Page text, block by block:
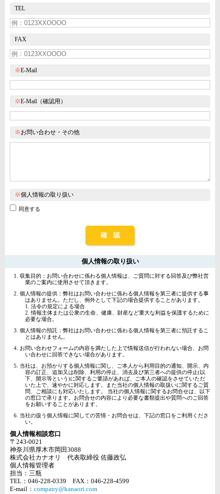
TEL
FAX
※E-Mail
※E-Mail（確認用）
※お問い合わせ・その他
※個人情報の取り扱い
同意する
確 認
個人情報の取り扱い
収集目的：お問い合わせに係わる個人情報は、ご質問に対する回答及び弊社営
業のご案内に使用させて頂きます。
個人情報の提供：弊社はお問い合わせに係わる個人情報を第三者に提供する事
はありません。ただし、例外として下記の場合提供することがあります。
1. 法令の規定による場合
2. 情報主体または公衆の生命、健康、財産など重大な利益を保護するために
必要な場合。
個人情報の預託：弊社はお問い合わせに係わる個人情報を第三者に預託するこ
とはありません。
お問い合わせフォームの内容を満たした上で情報送信が行われない場合、お問
い合わせに回答できない場合があります。
当社は、お預かりする個人情報に関し、ご本人から利用目的の通知、開示、内
容の訂正、追加又は削除、利用の停止、消去及び第三者への提供の停止(以
下、開示等という)に関するご要請があれば、ご本人の確認をさせていただ
いた上で、速やかに対応します。また当社の個人情報の取扱いに関するご質
問、ご相談にも対応いたします。 当社の個人情報に関するお問合せは、以下
の窓口で承ります。お問合せの内容により必要な書類提出や質問へのご回答
をお願いすることがあります。
当社の扱う個人情報に関しての苦情・お問合せは、下記の窓口をご利用くださ
い。
個人情報相談窓口
〒243-0021
神奈川県厚木市岡田3088
株式会社カナオリ 代表取締役 佐藤政弘
個人情報管理者
担当：三瓶
TEL：046-228-0339 FAX：046-228-4599
E-mail： company@kanaori.com